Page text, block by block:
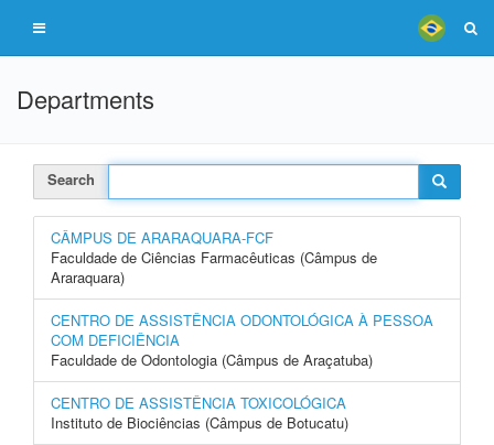
Departments
Search
CÂMPUS DE ARARAQUARA-FCF
Faculdade de Ciências Farmacêuticas (Câmpus de
Araraquara)
CENTRO DE ASSISTÊNCIA ODONTOLÓGICA À PESSOA
COM DEFICIÊNCIA
Faculdade de Odontologia (Câmpus de Araçatuba)
CENTRO DE ASSISTÊNCIA TOXICOLÓGICA
Instituto de Biociências (Câmpus de Botucatu)